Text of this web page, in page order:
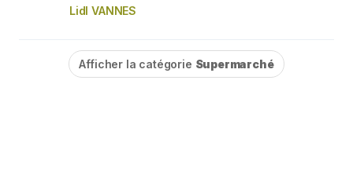
Lidl VANNES
Afficher la catégorie Supermarché